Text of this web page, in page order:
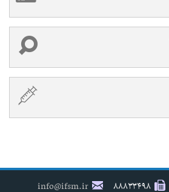
۸۸۸۳۳۴۹۸ info@ifsm.ir